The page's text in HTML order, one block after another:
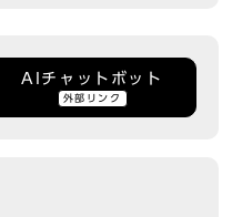
AIチャットボット
外部リンク